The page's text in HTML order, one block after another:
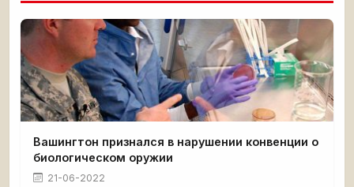
Вашингтон признался в нарушении конвенции о
биологическом оружии
21-06-2022